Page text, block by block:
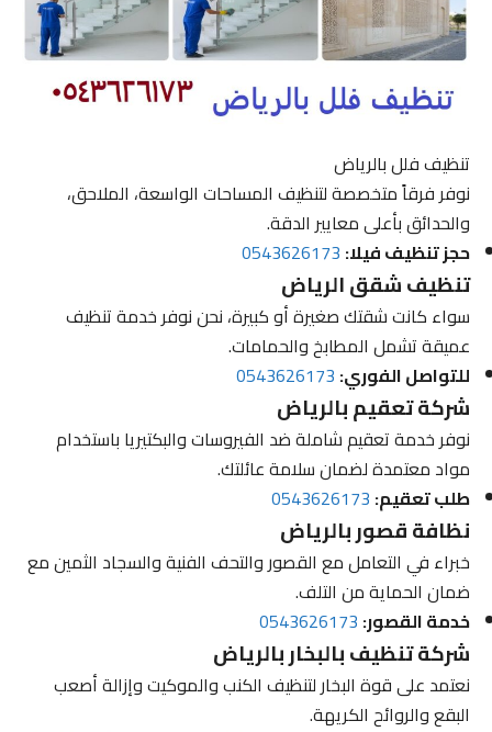
تنظيف فلل بالرياض
نوفر فرقاً متخصصة لتنظيف المساحات الواسعة، الملاحق،
والحدائق بأعلى معايير الدقة.
حجز تنظيف فيلا:0543626173
تنظيف شقق الرياض
سواء كانت شقتك صغيرة أو كبيرة، نحن نوفر خدمة تنظيف
عميقة تشمل المطابخ والحمامات.
للتواصل الفوري:0543626173
شركة تعقيم بالرياض
نوفر خدمة تعقيم شاملة ضد الفيروسات والبكتيريا باستخدام
مواد معتمدة لضمان سلامة عائلتك.
طلب تعقيم:0543626173
نظافة قصور بالرياض
خبراء في التعامل مع القصور والتحف الفنية والسجاد الثمين مع
ضمان الحماية من التلف.
خدمة القصور:0543626173
شركة تنظيف بالبخار بالرياض
نعتمد على قوة البخار لتنظيف الكنب والموكيت وإزالة أصعب
البقع والروائح الكريهة.